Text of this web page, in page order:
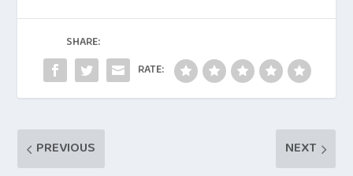
o
o
k
A
p
p
SHARE:
RATE:
PREVIOUS
NEXT